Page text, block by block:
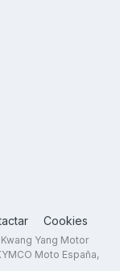
Cookies
Yang Motor
Moto España,